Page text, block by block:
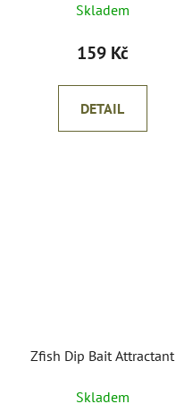
Skladem
159 Kč
DETAIL
Zfish Dip Bait Attractant
Skladem